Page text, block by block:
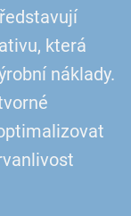
která
náklady.